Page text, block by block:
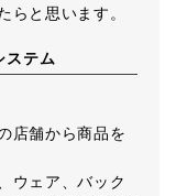
らと思います。
ステム
店舗から商品を
ウェア、バック